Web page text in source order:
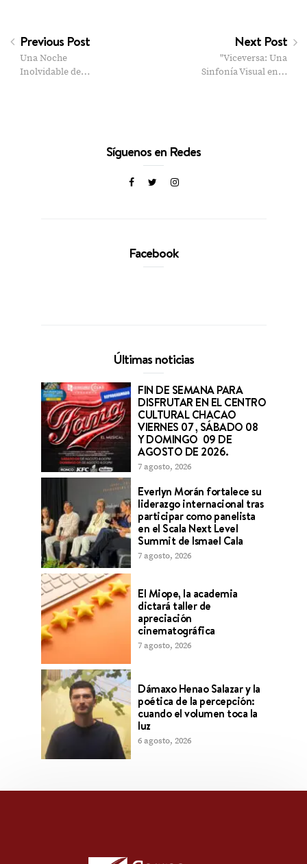
Previous Post
Una Noche
Inolvidable de…
Next Post
"Viceversa: Una
Sinfonía Visual en…
Síguenos en Redes
Facebook
Últimas noticias
FIN DE SEMANA PARA
DISFRUTAR EN EL CENTRO
CULTURAL CHACAO
VIERNES 07 , SÁBADO 08
Y DOMINGO 09 DE
AGOSTO DE 2026.
7 agosto, 2026
Everlyn Morán fortalece su
liderazgo internacional tras
participar como panelista
en el Scala Next Level
Summit de Ismael Cala
7 agosto, 2026
El Miope, la academia
dictará taller de
apreciación
cinematográfica
7 agosto, 2026
Dámaxo Henao Salazar y la
poética de la percepción:
cuando el volumen toca la
luz
6 agosto, 2026